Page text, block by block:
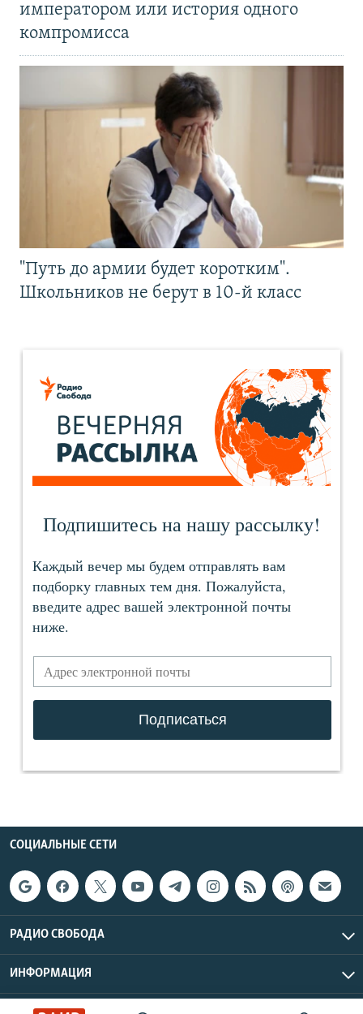
императором или история одного
компромисса
"Путь до армии будет коротким".
Школьников не берут в 10-й класс
СОЦИАЛЬНЫЕ СЕТИ
РАДИО СВОБОДА
ИНФОРМАЦИЯ